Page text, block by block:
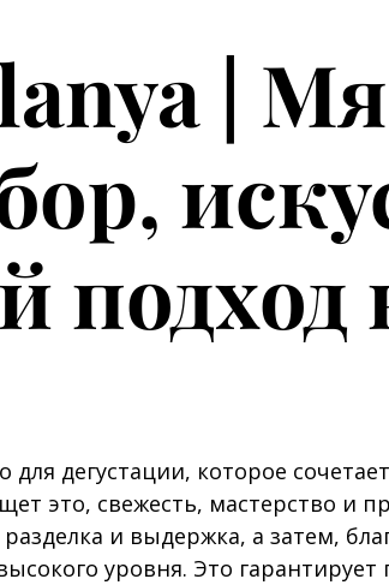
|
подход
для дегустации, которое
это, свежесть, мастерство и
и выдержка, а затем,
уровня. Это